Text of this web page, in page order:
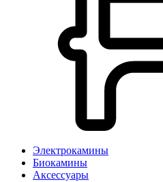
Электрокамины
Биокамины
Аксессуары